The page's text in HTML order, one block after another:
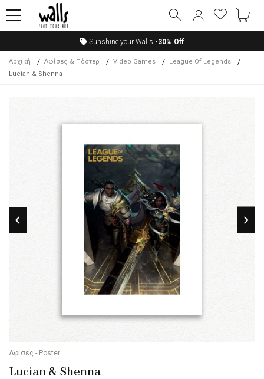
Sunshine your Walls -30% Off
Αρχική Αφίσες & Πόστερ Video Games
League Of Legends
Lucian & Shenna
Αφίσες - Poster
Lucian & Shenna